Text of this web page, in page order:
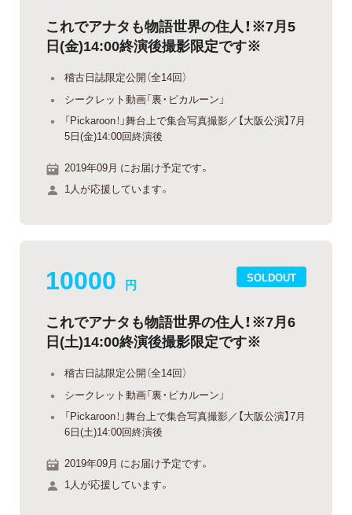
これでアナタも物語世界の住人！※7月5
日(金)14:00終演後撮影限定です※
稽古日誌限定公開（全14回）
シークレット動画「裏・ピカルーン」
「Pickaroon！」舞台上で集合写真撮影／【大阪公演】7月
5日(金)14:00回終演後
2019年09月 にお届け予定です。
1人が応援しています。
SOLDOUT
10000 円
これでアナタも物語世界の住人！※7月6
日(土)14:00終演後撮影限定です※
稽古日誌限定公開（全14回）
シークレット動画「裏・ピカルーン」
「Pickaroon！」舞台上で集合写真撮影／【大阪公演】7月
6日(土)14:00回終演後
2019年09月 にお届け予定です。
1人が応援しています。